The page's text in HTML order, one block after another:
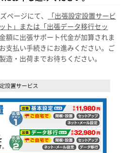
ページにて、
「出張設定設置サービ
ト」または「出張データ移行セッ
額に出張サポート代金が加算されま
支払い手続きにお進みください。ご
造・出荷までお待ちください。